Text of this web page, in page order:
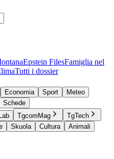
Epstein FilesFamiglia nel
Tutti i dossier
Economia Sport
Meteo
Schede
TgcomMag
TgTech
Skuola Cultura
Animali